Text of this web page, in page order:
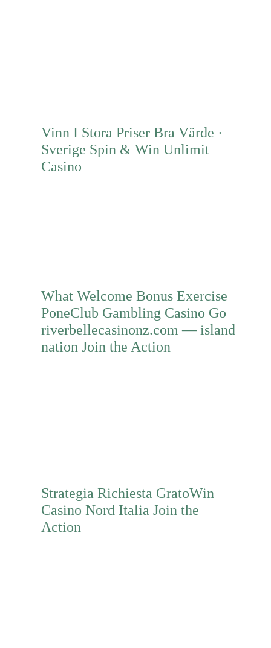
Vinn I Stora Priser Bra Värde ·
Sverige Spin & Win Unlimit
Casino
What Welcome Bonus Exercise
PoneClub Gambling Casino Go
riverbellecasinonz.com — island
nation Join the Action
Strategia Richiesta GratoWin
Casino Nord Italia Join the
Action